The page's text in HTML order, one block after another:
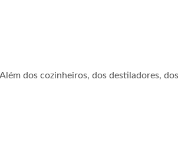
dos cozinheiros, dos destiladores,